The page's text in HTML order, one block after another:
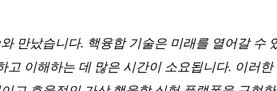
만났습니다. 핵융합 기술은 미래를 열어갈 수
고 이해하는 데 많은 시간이 소요됩니다. 이러